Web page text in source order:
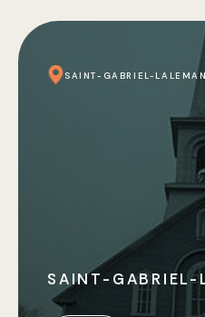
SAINT-GABRIEL-
SAINT-GABRIEL-